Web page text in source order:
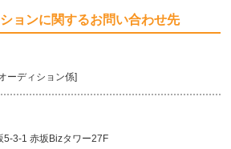
ョンに関するお問い合わせ先
ーディション係]
3-1 赤坂Bizタワー27F